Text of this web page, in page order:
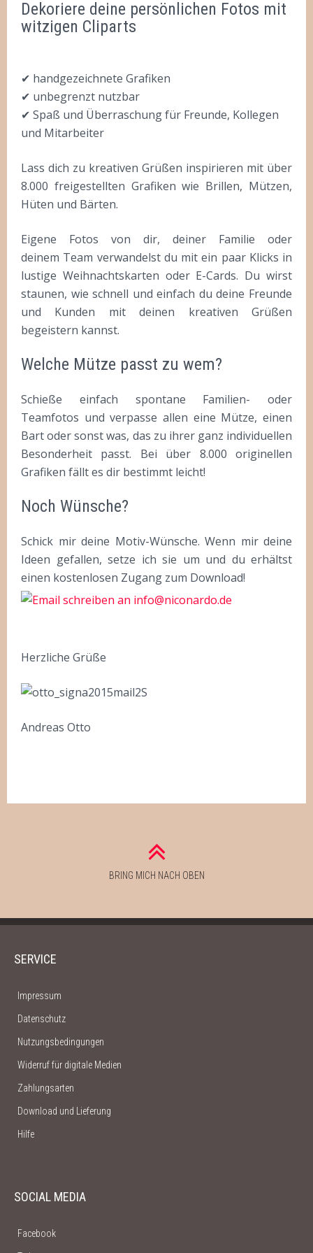
WEIHNACHTEN
BEISPIELE
WER STECKT DAHINTER?
HILFE
PIXLR-EXPRESS STARTEN
Dekoriere deine persönlichen Fotos mit
witzigen Cliparts
✔ handgezeichnete Grafiken
✔ unbegrenzt nutzbar
✔ Spaß und Überraschung für Freunde, Kollegen
und Mitarbeiter
Lass dich zu kreativen Grüßen inspirieren mit über
8.000 freigestellten Grafiken wie Brillen, Mützen,
Hüten und Bärten.
Eigene Fotos von dir, deiner Familie oder
deinem Team verwandelst du mit ein paar Klicks in
lustige Weihnachtskarten oder E-Cards. Du wirst
staunen, wie schnell und einfach du deine Freunde
und Kunden mit deinen kreativen Grüßen
begeistern kannst.
Welche Mütze passt zu wem?
Schieße einfach spontane Familien- oder
Teamfotos und verpasse allen eine Mütze, einen
Bart oder sonst was, das zu ihrer ganz individuellen
Besonderheit passt. Bei über 8.000 originellen
Grafiken fällt es dir bestimmt leicht!
Noch Wünsche?
Schick mir deine Motiv-Wünsche. Wenn mir deine
Ideen gefallen, setze ich sie um und du erhältst
einen kostenlosen Zugang zum Download!
Herzliche Grüße
Andreas Otto
BRING MICH NACH OBEN
SERVICE
Impressum
Datenschutz
Nutzungsbedingungen
Widerruf für digitale Medien
Zahlungsarten
Download und Lieferung
Hilfe
SOCIAL MEDIA
Facebook